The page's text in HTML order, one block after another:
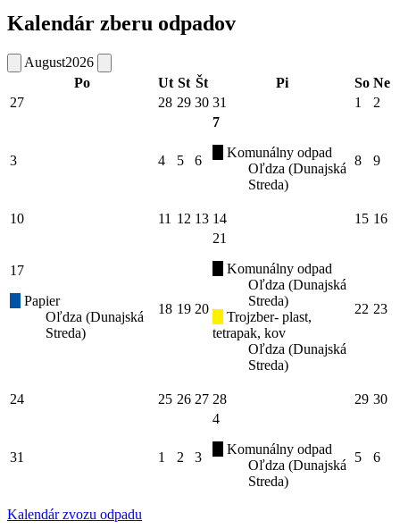
Kalendár zberu odpadov
August2026
Po
Ut St Št Pi So Ne
27
28 29 30 31 1 2
3 4 5 6
7
Komunálny odpad
Oľdza (Dunajská
Streda)
8 9
10 11 12 13 14 15 16
17
Papier
Oľdza (Dunajská
Streda)
18 19 20
21
Komunálny odpad
Oľdza (Dunajská
Streda)
Trojzber- plast,
tetrapak, kov
Oľdza (Dunajská
Streda)
22 23
24 25 26 27 28 29 30
31 1 2 3
4
Komunálny odpad
Oľdza (Dunajská
Streda)
5 6
Kalendár zvozu odpadu